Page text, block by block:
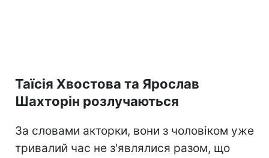
Таїсія Хвостова та Ярослав
Шахторін розлучаються
За словами акторки, вони з чоловіком уже
тривалий час не з'являлися разом, що